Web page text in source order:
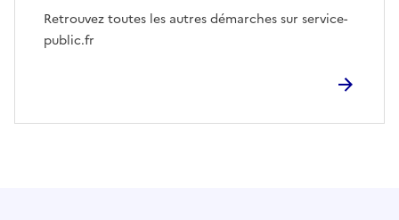
Retrouvez toutes les autres démarches sur service-
public.fr